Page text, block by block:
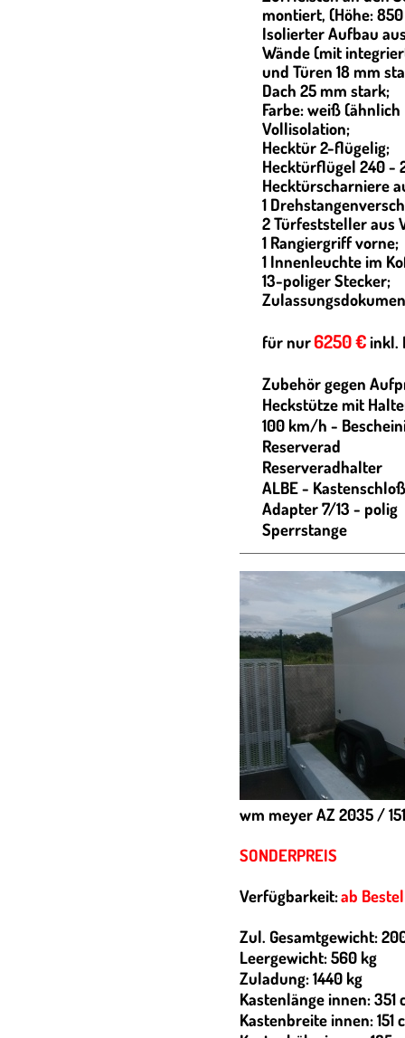
montiert, (Höhe:
Isolierter Aufbau
Wände (mit
und Türen 18 mm
Dach 25 mm stark;
Farbe: weiß (ähnlich
Vollisolation;
Hecktür 2-flügelig;
Hecktürflügel 240 -
Hecktürscharniere
1
2 Türfeststeller aus
1 Rangiergriff vorne;
1 Innenleuchte im
13-poliger Stecker;
für nur6250 €inkl.
Zubehör gegen
Heckstütze mit
100 km/h -
Reserverad
Reserveradhalter
ALBE - Kastenschloß
Adapter 7/13 - polig
Sperrstange
wm meyer AZ 2035 /
SONDERPREIS
Verfügbarkeit:ab
Zul. Gesamtgewicht:
Leergewicht: 560 kg
Zuladung: 1440 kg
Kastenlänge innen: 351
Kastenbreite innen: 151